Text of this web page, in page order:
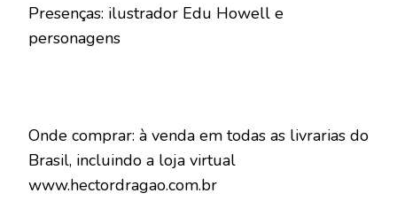
Presenças: ilustrador Edu Howell e
personagens
Onde comprar: à venda em todas as livrarias do
Brasil, incluindo a loja virtual
www.hectordragao.com.br